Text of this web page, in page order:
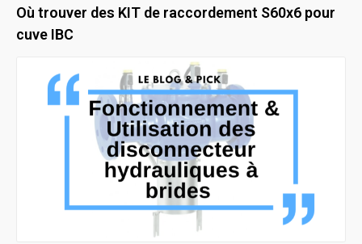
Où trouver des KIT de raccordement S60x6 pour
cuve IBC